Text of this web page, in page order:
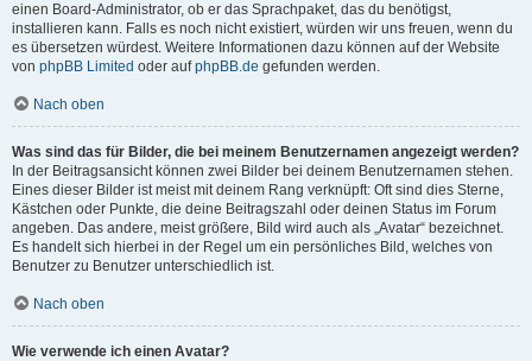
einen Board-Administrator, ob er das Sprachpaket, das du benötigst,
installieren kann. Falls es noch nicht existiert, würden wir uns freuen, wenn du
es übersetzen würdest. Weitere Informationen dazu können auf der Website
von phpBB Limited oder aufphpBB.de gefunden werden.
Nach oben
Was sind das für Bilder, die bei meinem Benutzernamen angezeigt werden?
In der Beitragsansicht können zwei Bilder bei deinem Benutzernamen stehen.
Eines dieser Bilder ist meist mit deinem Rang verknüpft: Oft sind dies Sterne,
Kästchen oder Punkte, die deine Beitragszahl oder deinen Status im Forum
angeben. Das andere, meist größere, Bild wird auch als „Avatar“ bezeichnet.
Es handelt sich hierbei in der Regel um ein persönliches Bild, welches von
Benutzer zu Benutzer unterschiedlich ist.
Nach oben
Wie verwende ich einen Avatar?